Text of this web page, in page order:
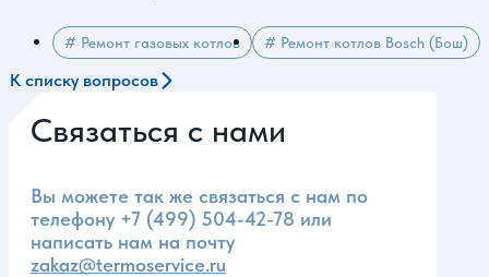
# Ремонт газовых котлов # Ремонт котлов Bosch (Бош)
К списку вопросов
Связаться с нами
Вы можете так же связаться с нам по
телефону +7 (499) 504-42-78 или
написать нам на почту
zakaz@termoservice.ru